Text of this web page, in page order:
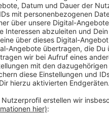
Der 27-
beworben.
Wechselgeld
Mann mit
noch deren